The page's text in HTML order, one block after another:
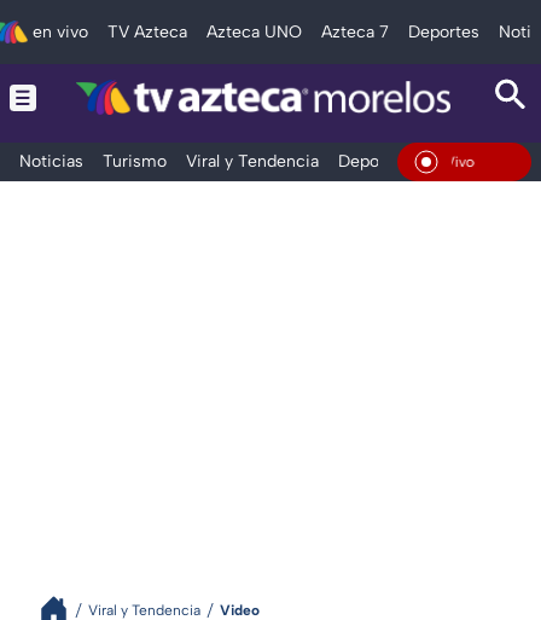
en vivo TV Azteca Azteca UNO Azteca 7 Deportes
Noticias Turismo Viral y Tendencia Deportes Espectáculos
En Vivo
Viral y Tendencia Video